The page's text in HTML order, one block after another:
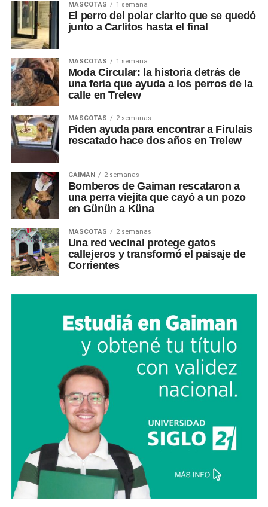
MASCOTAS 1 semana
El perro del polar clarito que se quedó
junto a Carlitos hasta el final
MASCOTAS 1 semana
Moda Circular: la historia detrás de
una feria que ayuda a los perros de la
calle en Trelew
MASCOTAS 2 semanas
Piden ayuda para encontrar a Firulais
rescatado hace dos años en Trelew
GAIMAN 2 semanas
Bomberos de Gaiman rescataron a
una perra viejita que cayó a un pozo
en Günün a Küna
MASCOTAS 2 semanas
Una red vecinal protege gatos
callejeros y transformó el paisaje de
Corrientes